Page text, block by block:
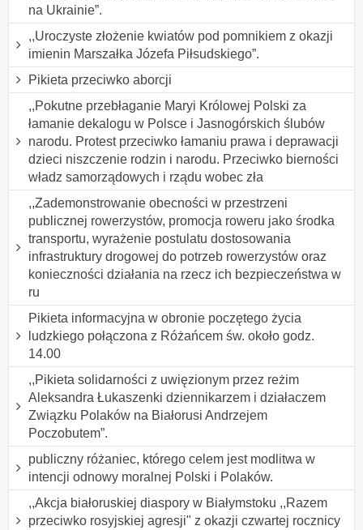
na Ukrainie”.
,,Uroczyste złożenie kwiatów pod pomnikiem z okazji
imienin Marszałka Józefa Piłsudskiego”.
Pikieta przeciwko aborcji
,,Pokutne przebłaganie Maryi Królowej Polski za
łamanie dekalogu w Polsce i Jasnogórskich ślubów
narodu. Protest przeciwko łamaniu prawa i deprawacji
dzieci niszczenie rodzin i narodu. Przeciwko bierności
władz samorządowych i rządu wobec zła
,,Zademonstrowanie obecności w przestrzeni
publicznej rowerzystów, promocja roweru jako środka
transportu, wyrażenie postulatu dostosowania
infrastruktury drogowej do potrzeb rowerzystów oraz
konieczności działania na rzecz ich bezpieczeństwa w
ru
Pikieta informacyjna w obronie poczętego życia
ludzkiego połączona z Różańcem św. około godz.
14.00
,,Pikieta solidarności z uwięzionym przez reżim
Aleksandra Łukaszenki dziennikarzem i działaczem
Związku Polaków na Białorusi Andrzejem
Poczobutem”.
publiczny różaniec, którego celem jest modlitwa w
intencji odnowy moralnej Polski i Polaków.
,,Akcja białoruskiej diaspory w Białymstoku ,,Razem
przeciwko rosyjskiej agresji" z okazji czwartej rocznicy